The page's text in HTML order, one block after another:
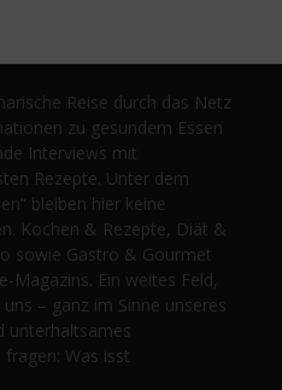
Reise durch das Netz
zu gesundem Essen
Interviews mit
Rezepte. Unter dem
bleiben hier keine
Kochen & Rezepte, Diät &
sowie Gastro & Gourmet
Magazins. Ein weites Feld,
– ganz im Sinne unseres
unterhaltsames
Was isst